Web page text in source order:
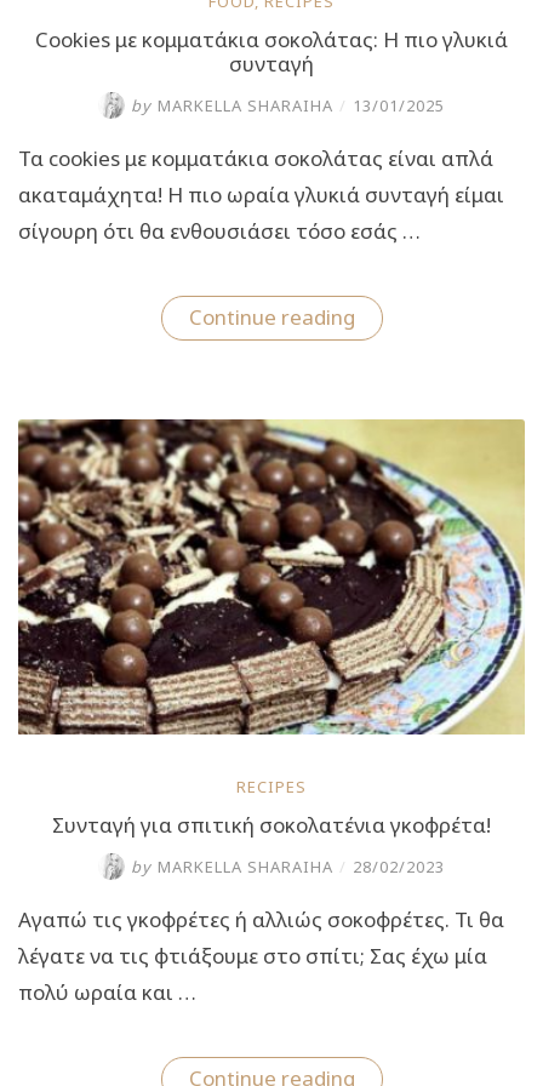
Cookies με κομματάκια σοκολάτας: Η πιο γλυκιά
συνταγή
by MARKELLA SHARAIHA / 13/01/2025
Τα cookies με κομματάκια σοκολάτας είναι απλά
ακαταμάχητα! Η πιο ωραία γλυκιά συνταγή είμαι
σίγουρη ότι θα ενθουσιάσει τόσο εσάς …
Continue reading“Cookies
με
πιο
γλυκιά
συνταγή”
RECIPES
Συνταγή για σπιτική σοκολατένια γκοφρέτα!
by MARKELLA SHARAIHA / 28/02/2023
Αγαπώ τις γκοφρέτες ή αλλιώς σοκοφρέτες. Τι θα
λέγατε να τις φτιάξουμε στο σπίτι; Σας έχω μία
πολύ ωραία και …
Continue reading“Συνταγή